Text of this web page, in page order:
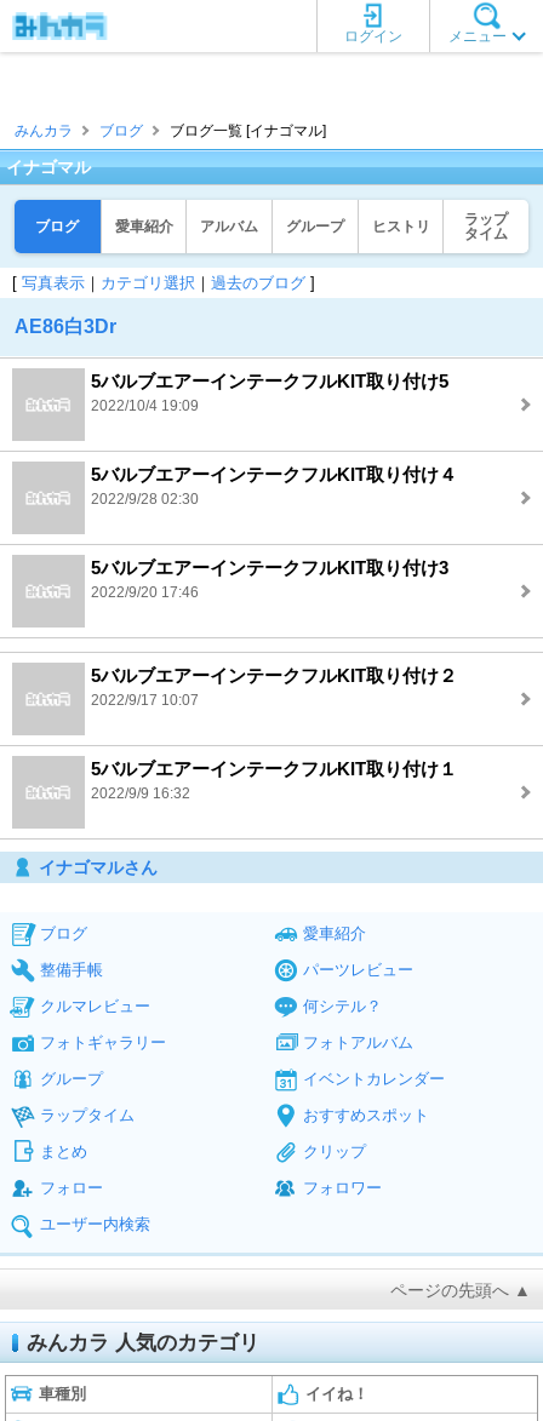
メニュー
ログイン
みんカラ ブログ ブログ一覧 [イナゴマル]
イナゴマル
ブログ 愛車紹介 アルバム グループ ヒストリ
ラップ
タイム
[ 写真表示 ｜ カテゴリ選択 ｜ 過去のブログ ]
AE86白3Dr
5バルブエアーインテークフルKIT取り付け5
2022/10/4 19:09
5バルブエアーインテークフルKIT取り付け４
2022/9/28 02:30
5バルブエアーインテークフルKIT取り付け3
2022/9/20 17:46
5バルブエアーインテークフルKIT取り付け２
2022/9/17 10:07
5バルブエアーインテークフルKIT取り付け１
2022/9/9 16:32
イナゴマルさん
ブログ
愛車紹介
整備手帳
パーツレビュー
クルマレビュー
何シテル？
フォトギャラリー
フォトアルバム
グループ
イベントカレンダー
ラップタイム
おすすめスポット
まとめ
クリップ
フォロー
フォロワー
ユーザー内検索
ページの先頭へ ▲
みんカラ 人気のカテゴリ
車種別 イイね！